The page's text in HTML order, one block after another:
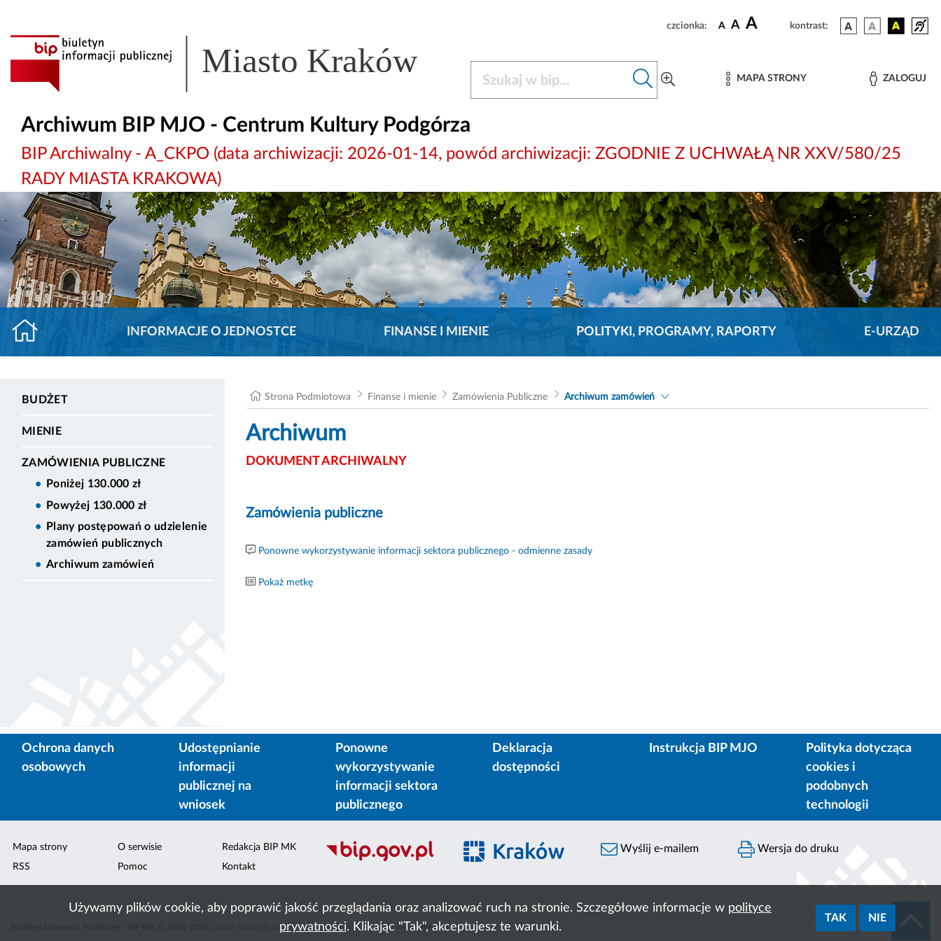
Używamy plików cookie, aby poprawić jakość przeglądania oraz analizować ruch na stronie. Szczegółowe informacje w polityce
prywatności. Klikając "Tak", akceptujesz te warunki.
TAK NIE
czcionka: A A A kontrast:
Miasto Kraków MAPA STRONY ZALOGUJ
Archiwum BIP MJO - Centrum Kultury Podgórza
BIP Archiwalny - A_CKPO (data archiwizacji: 2026-01-14, powód archiwizacji: ZGODNIE Z UCHWAŁĄ NR XXV/580/25
RADY MIASTA KRAKOWA)
INFORMACJE O JEDNOSTCE FINANSE I MIENIE POLITYKI, PROGRAMY, RAPORTY E-URZĄD
BUDŻET
MIENIE
ZAMÓWIENIA PUBLICZNE
Poniżej 130.000 zł
Powyżej 130.000 zł
Plany postępowań o udzielenie
zamówień publicznych
Archiwum zamówień
Strona Podmiotowa Finanse i mienie Zamówienia Publiczne Archiwum zamówień
Archiwum
DOKUMENT ARCHIWALNY
Zamówienia publiczne
Ponowne wykorzystywanie informacji sektora publicznego - odmienne zasady
Pokaż metkę
Ochrona danych
osobowych
Udostępnianie
informacji
publicznej na
wniosek
Ponowne
wykorzystywanie
informacji sektora
publicznego
Deklaracja
dostępności
Instrukcja BIP MJO
Polityka dotycząca
cookies i
podobnych
technologii
Mapa strony
RSS
O serwisie
Pomoc
Redakcja BIP MK
Kontakt
Wyślij e-mailem Wersja do druku
Urząd Miasta Krakowa,ACK Cyfronet AGHliczba wyświetleń:3083